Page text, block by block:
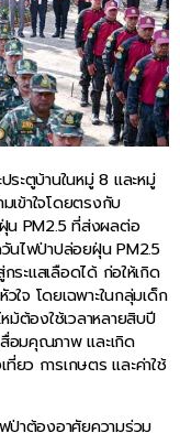
ระตูบ้านในหมู่ 8 และหมู่
เข้าใจโดยตรงกับ
น PM2.5 ที่ส่งผลต่อ
นไฟป่าปล่อยฝุ่น PM2.5
ระแสเลือดได้ ก่อให้เกิด
ใจ โดยเฉพาะในกลุ่มเด็ก
ม้ต้องใช้เวลาหลายสิบปี
อมคุณภาพ และเกิด
ว การเกษตร และค่าใช้
ป่าต้องอาศัยความร่วม